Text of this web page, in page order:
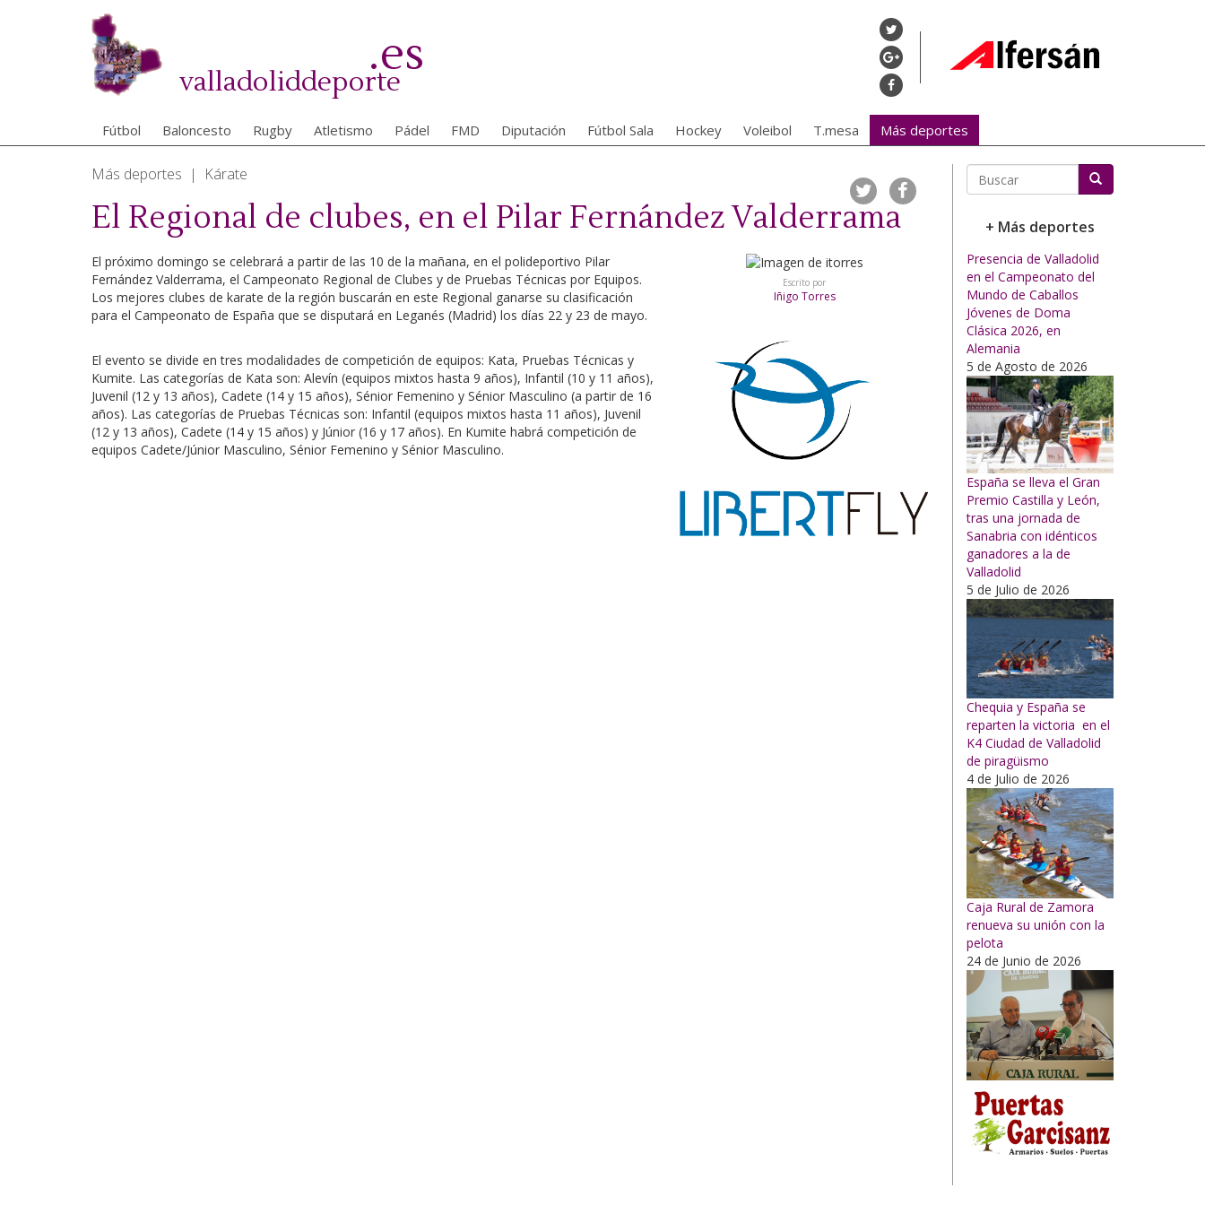
valladoliddeporte
.es
Fútbol Baloncesto Rugby Atletismo Pádel FMD Diputación Fútbol Sala Hockey Voleibol T.mesa Más deportes
Más deportes | Kárate
El Regional de clubes, en el Pilar Fernández Valderrama
Escrito por
Iñigo Torres
El próximo domingo se celebrará a partir de las 10 de la mañana, en el polideportivo Pilar
Fernández Valderrama, el Campeonato Regional de Clubes y de Pruebas Técnicas por Equipos.
Los mejores clubes de karate de la región buscarán en este Regional ganarse su clasificación
para el Campeonato de España que se disputará en Leganés (Madrid) los días 22 y 23 de mayo.
El evento se divide en tres modalidades de competición de equipos: Kata, Pruebas Técnicas y
Kumite. Las categorías de Kata son: Alevín (equipos mixtos hasta 9 años), Infantil (10 y 11 años),
Juvenil (12 y 13 años), Cadete (14 y 15 años), Sénior Femenino y Sénior Masculino (a partir de 16
años). Las categorías de Pruebas Técnicas son: Infantil (equipos mixtos hasta 11 años), Juvenil
(12 y 13 años), Cadete (14 y 15 años) y Júnior (16 y 17 años). En Kumite habrá competición de
equipos Cadete/Júnior Masculino, Sénior Femenino y Sénior Masculino.
+ Más deportes
Presencia de Valladolid
en el Campeonato del
Mundo de Caballos
Jóvenes de Doma
Clásica 2026, en
Alemania
5 de Agosto de 2026
España se lleva el Gran
Premio Castilla y León,
tras una jornada de
Sanabria con idénticos
ganadores a la de
Valladolid
5 de Julio de 2026
Chequia y España se
reparten la victoria en el
K4 Ciudad de Valladolid
de piragüismo
4 de Julio de 2026
Caja Rural de Zamora
renueva su unión con la
pelota
24 de Junio de 2026